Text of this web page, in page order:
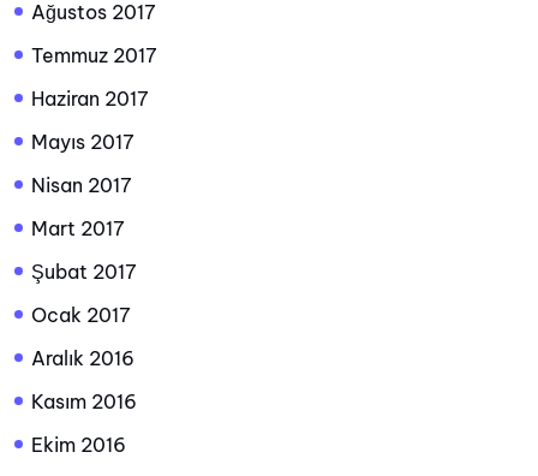
Ağustos 2017
Temmuz 2017
Haziran 2017
Mayıs 2017
Nisan 2017
Mart 2017
Şubat 2017
Ocak 2017
Aralık 2016
Kasım 2016
Ekim 2016